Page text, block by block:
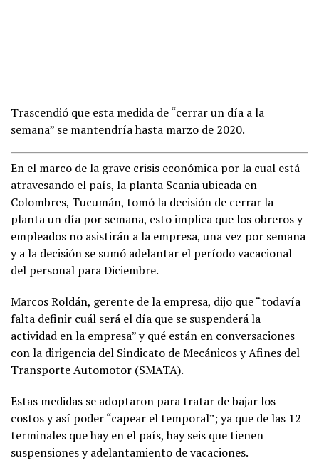
Trascendió que esta medida de “cerrar un día a la
semana” se mantendría hasta marzo de 2020.
En el marco de la grave crisis económica por la cual está
atravesando el país, la planta Scania ubicada en
Colombres, Tucumán, tomó la decisión de cerrar la
planta un día por semana, esto implica que los obreros y
empleados no asistirán a la empresa, una vez por semana
y a la decisión se sumó adelantar el período vacacional
del personal para Diciembre.
Marcos Roldán, gerente de la empresa, dijo que “todavía
falta definir cuál será el día que se suspenderá la
actividad en la empresa” y qué están en conversaciones
con la dirigencia del Sindicato de Mecánicos y Afines del
Transporte Automotor (SMATA).
Estas medidas se adoptaron para tratar de bajar los
costos y así poder “capear el temporal”; ya que de las 12
terminales que hay en el país, hay seis que tienen
suspensiones y adelantamiento de vacaciones.